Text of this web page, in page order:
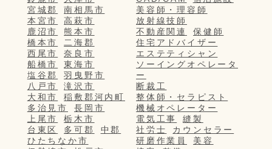
宮城郡
南相馬市
本宮市
高萩市
鹿沼市
熊本市
橋本市
二海郡
西尾市
奈良市
船橋市
東海市
塩谷郡
羽曳野市
八戸市
滝沢市
大和市
稲敷郡河内町
多治見市
長岡市
上尾市
栃木市
台東区
多可郡
中郡
ひたちなか市
美容師・理容師
放射線技師
不動産関連
保健師
住宅アドバイザー
エステティシャン
ソーイングオペレータ
ー
断裁工
整体師・セラピスト
機械オペレーター
電気工事
縫製
社労士
カウンセラー
研磨作業員
美容